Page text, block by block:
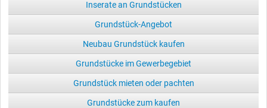
Inserate an Grundstücken
Grundstück-Angebot
Neubau Grundstück kaufen
Grundstücke im Gewerbegebiet
Grundstück mieten oder pachten
Grundstücke zum kaufen